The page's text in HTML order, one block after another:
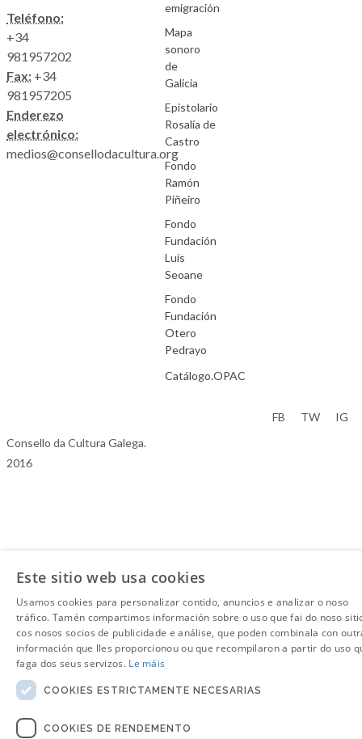
Teléfono:
+34
981957202
Fax: +34
981957205
Enderezo
electrónico:
medios@consellodacultura.org
emigración
Mapa
sonoro
de
Galicia
Epistolario
Rosalía de
Castro
Fondo
Ramón
Piñeiro
Fondo
Fundación
Luís
Seoane
Fondo
Fundación
Otero
Pedrayo
Catálogo.OPAC
Consello da Cultura Galega.
2016
FB TW IG
Este sitio web usa cookies
Usamos cookies para personalizar contido, anuncios e analizar o noso
tráfico. Tamén compartimos información sobre o uso que fai do noso
cos nosos socios de publicidade e análise, que poden combinala con
información que lles proporcionou ou que recompilaron a partir do uso
faga dos seus servizos. Le máis
COOKIES ESTRICTAMENTE NECESARIAS
COOKIES DE RENDEMENTO